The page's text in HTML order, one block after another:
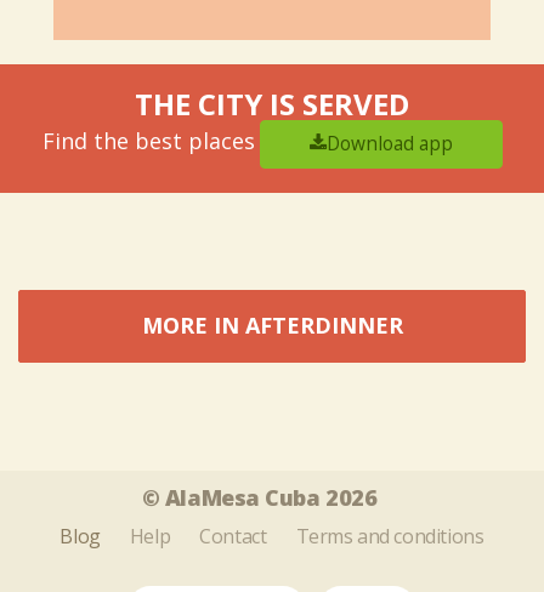
THE CITY IS SERVED
Find the best places Download app
MORE IN AFTERDINNER
© AlaMesa Cuba 2026
Blog Help Contact Terms and conditions